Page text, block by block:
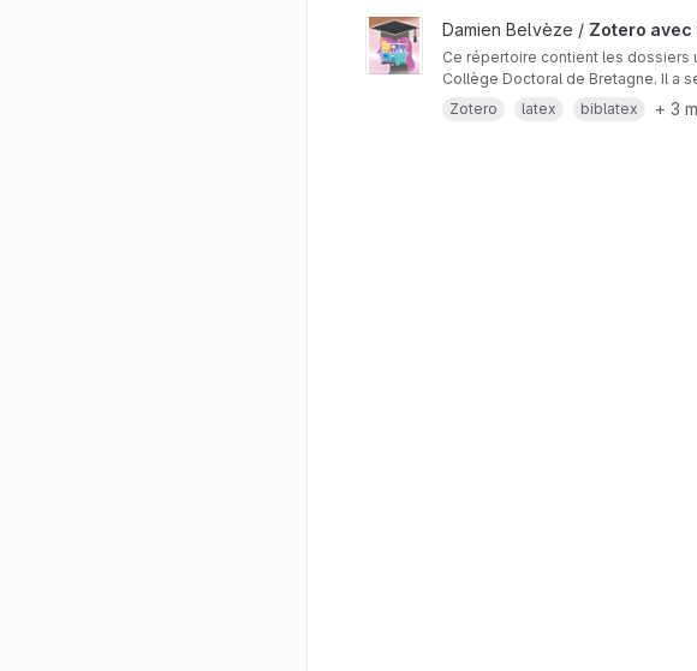
Damien Belvèze / Zotero avec
Ce répertoire contient les dossiers
Collège Doctoral de Bretagne. Il a
présentation est disponible en
Zotero latex biblatex + 3